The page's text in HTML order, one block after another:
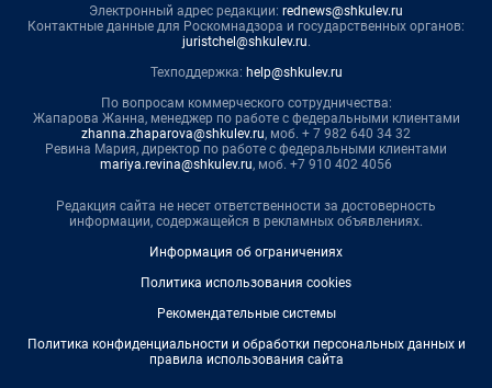
Электронный адрес редакции: rednews@shkulev.ru
Контактные данные для Роскомнадзора и государственных органов:
juristchel@shkulev.ru.
Техподдержка: help@shkulev.ru
По вопросам коммерческого сотрудничества:
Жапарова Жанна, менеджер по работе с федеральными клиентами
zhanna.zhaparova@shkulev.ru, моб. + 7 982 640 34 32
Ревина Мария, директор по работе с федеральными клиентами
mariya.revina@shkulev.ru, моб. +7 910 402 4056
Редакция сайта не несет ответственности за достоверность
информации, содержащейся в рекламных объявлениях.
Информация об ограничениях
Политика использования cookies
Рекомендательные системы
Политика конфиденциальности и обработки персональных данных и
правила использования сайта